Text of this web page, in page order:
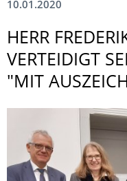
10.01.2020
HERR
VERTEIDIGT
"MIT